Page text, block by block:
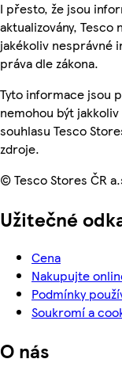
I přesto, že jsou
aktualizovány,
jakékoliv nesprávné
práva dle zákona.
Tyto informace jsou
nemohou být
souhlasu Tesco
zdroje.
© Tesco Stores ČR
Užitečné
Cena
Nakupujte
Podmínky
Soukromí a
O nás